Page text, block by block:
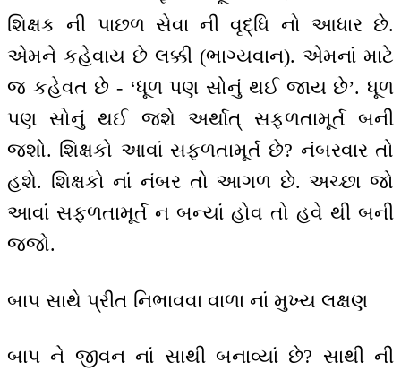
શિક્ષક ની પાછળ સેવા ની વૃદ્ધિ નો આધાર છે.
એમને કહેવાય છે લક્કી (ભાગ્યવાન). એમનાં માટે
જ કહેવત છે - ‘ધૂળ પણ સોનું થઈ જાય છે’. ધૂળ
પણ સોનું થઈ જશે અર્થાત્ સફળતામૂર્ત બની
જશો. શિક્ષકો આવાં સફળતામૂર્ત છે? નંબરવાર તો
હશે. શિક્ષકો નાં નંબર તો આગળ છે. અચ્છા જો
આવાં સફળતામૂર્ત ન બન્યાં હોવ તો હવે થી બની
જજો.
બાપ સાથે પ્રીત નિભાવવા વાળા નાં મુખ્ય લક્ષણ
બાપ ને જીવન નાં સાથી બનાવ્યાં છે? સાથી ની